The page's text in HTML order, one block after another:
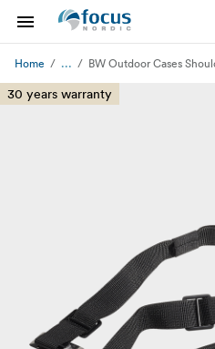
Home ... BW Outdoor Cases
30 years warranty